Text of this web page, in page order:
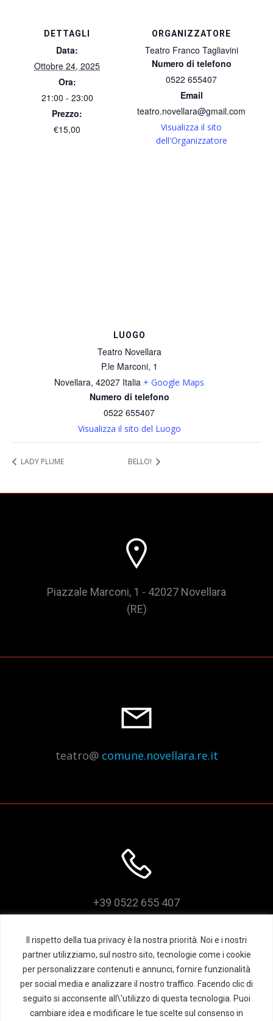
Il rispetto della tua privacy è la nostra priorità. Noi e i nostri
partner utilizziamo, sul nostro sito, tecnologie come i cookie
per personalizzare contenuti e annunci, fornire funzionalità
per social media e analizzare il nostro traffico. Facendo clic di
seguito si acconsente all\'utilizzo di questa tecnologia. Puoi
cambiare idea e modificare le tue scelte sul consenso in
DETTAGLI
Data:
Ottobre 24, 2025
Ora:
21:00 - 23:00
Prezzo:
€15,00
ORGANIZZATORE
Teatro Franco Tagliavini
Numero di telefono
0522 655407
Email
teatro.novellara@gmail.com
Visualizza il sito
dell'Organizzatore
LUOGO
Teatro Novellara
P.le Marconi, 1
Novellara, 42027 Italia + Google Maps
Numero di telefono
0522 655407
Visualizza il sito del Luogo
LADY PLUME BELLO!
Piazzale Marconi, 1 - 42027 Novellara
(RE)
teatro@ comune.novellara.re.it
+39 0522 655 407